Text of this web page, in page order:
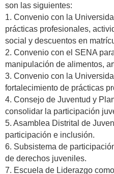
son las siguientes:
1. Convenio con la
prácticas profesionales,
social y descuentos en
2. Convenio con el SENA
manipulación de alimentos,
3. Convenio con la
fortalecimiento de prácticas
4. Consejo de Juventud y
consolidar la participación
5. Asamblea Distrital de
participación e inclusión.
6. Subsistema de
de derechos juveniles.
7. Escuela de Liderazgo